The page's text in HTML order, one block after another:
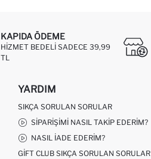
KAPIDA ÖDEME
HIZMET BEDELI SADECE 39,99
TL
YARDIM
SIKÇA SORULAN SORULAR
SIPARIŞIMI NASIL TAKIP EDERIM?
NASIL İADE EDERIM?
GIFT CLUB SIKÇA SORULAN SORULAR